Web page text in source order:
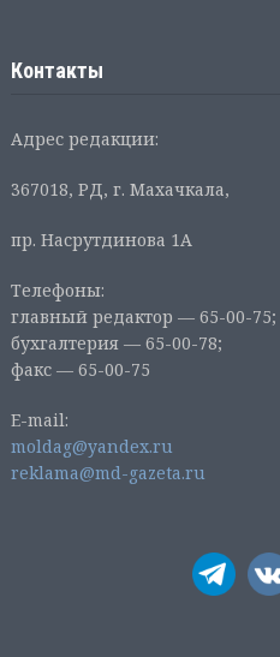
Контакты
Адрес редакции:
367018, РД, г. Махачкала,
пр. Насрутдинова 1А
Телефоны:
главный редактор — 65-00-75;
бухгалтерия — 65-00-78;
факс — 65-00-75
E-mail:
moldag@yandex.ru
reklama@md-gazeta.ru